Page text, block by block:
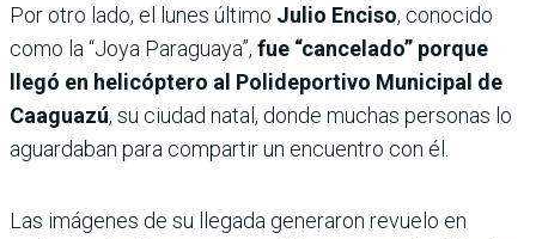
Por otro lado, el lunes último Julio Enciso, conocido
como la “Joya Paraguaya”, fue “cancelado” porque
llegó en helicóptero al Polideportivo Municipal de
Caaguazú, su ciudad natal, donde muchas personas lo
aguardaban para compartir un encuentro con él.
Las imágenes de su llegada generaron revuelo en